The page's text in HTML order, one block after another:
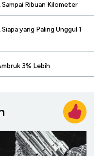
Ribuan Kilometer
yang Paling Unggul 1
3% Lebih